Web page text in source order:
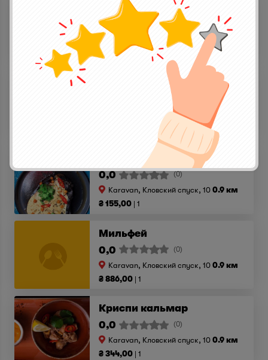
Сельдь
0,0
(0)
Karavan, Кловский спуск, 10
0.9 км
₴ 150,00
Karavan, Кловский спуск, 100.9 км
0,0
(0)
Karavan, Кловский спуск, 100.9 км
₴ 155,00
1
Мильфей
0,0
(0)
Karavan, Кловский спуск, 100.9 км
₴ 886,00
1
Криспи кальмар
0,0
(0)
Karavan, Кловский спуск, 100.9 км
₴ 344,00
1